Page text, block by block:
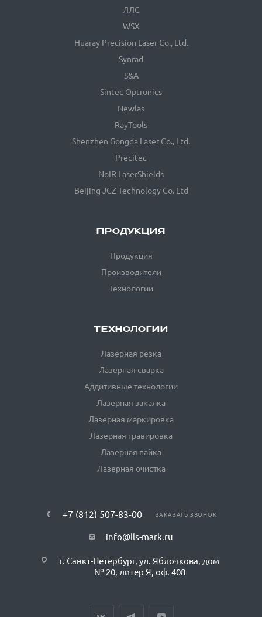
ЛЛС
WSX
Huaray Precision Laser Co., Ltd.
Synrad
S&A
Sintec Optronics
Newlas
RayTools
Shenzhen Gongda Laser Co., Ltd.
Precitec
NoIR LaserShields
Beijing JCZ Technology Co. Ltd
ПРОДУКЦИЯ
Продукция
Производители
Технологии
ТЕХНОЛОГИИ
Лазерная резка
Лазерная сварка
Аддитивные технологии
Лазерная закалка
Лазерная маркировка
Лазерная гравировка
Лазерная пайка
Лазерная очистка
+7 (812) 507-83-00 ЗАКАЗАТЬ ЗВОНОК
info@lls-mark.ru
г. Санкт-Петербург, ул. Яблочкова, дом
№ 20, литер Я, оф. 408